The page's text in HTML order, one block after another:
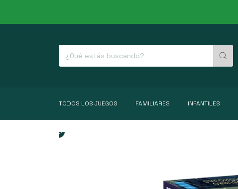
TODOS LOS JUEGOS FAMILIARES INFANTILES